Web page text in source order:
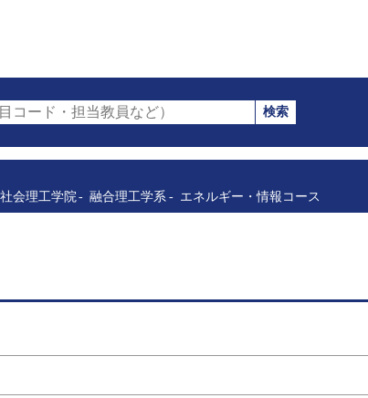
コード・担当教員など）
検索
会理工学院 融合理工学系 エネルギー・情報コース